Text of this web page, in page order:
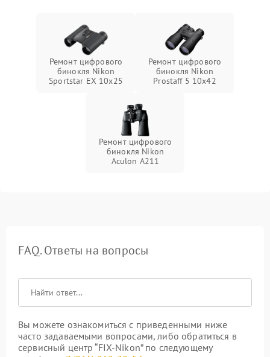
Ремонт цифрового
бинокля Nikon
Sportstar EX 10x25
Ремонт цифрового
бинокля Nikon
Prostaff 5 10x42
Ремонт цифрового
бинокля Nikon
Aculon A211
FAQ. Ответы на вопросы
Вы можете ознакомиться с приведенными ниже
часто задаваемыми вопросами, либо обратиться в
сервисный центр “FIX-Nikon” по следующему